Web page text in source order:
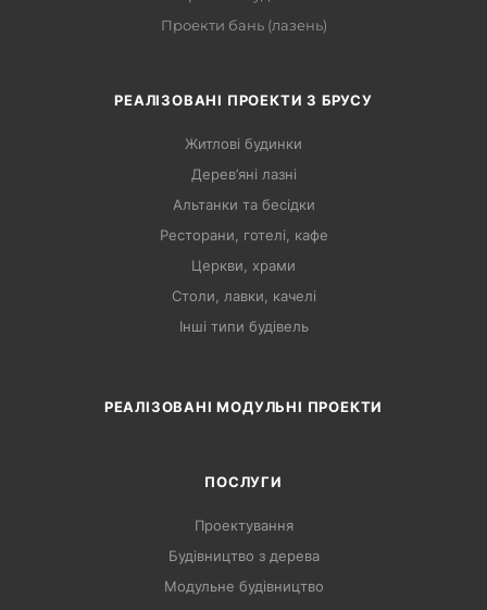
Проекти бань (лазень)
РЕАЛІЗОВАНІ ПРОЕКТИ З БРУСУ
Житлові будинки
Дерев’яні лазні
Альтанки та бесідки
Ресторани, готелі, кафе
Церкви, храми
Столи, лавки, качелі
Інші типи будівель
РЕАЛІЗОВАНІ МОДУЛЬНІ ПРОЕКТИ
ПОСЛУГИ
Проектування
Будівництво з дерева
Модульне будівництво